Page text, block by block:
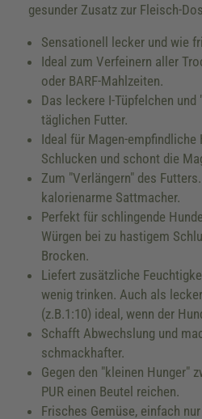
gesunder Zusatz zur Fleisch-
Sensationell lecker und wie
Ideal zum Verfeinern aller
oder BARF-Mahlzeiten.
Das leckere I-Tüpfelchen und
täglichen Futter.
Ideal für Magen-empfindliche
Schlucken und schont die
Zum "Verlängern" des
kalorienarme Sattmacher.
Perfekt für schlingende
Würgen bei zu hastigem
Brocken.
Liefert zusätzliche
wenig trinken. Auch als
(z.B.1:10) ideal, wenn der
Schafft Abwechslung und
schmackhafter.
Gegen den "kleinen Hunger"
PUR einen Beutel reichen.
Frisches Gemüse, einfach